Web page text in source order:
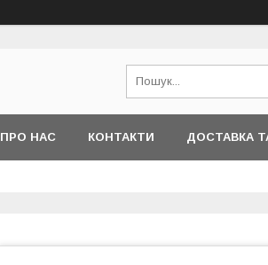
ПРО НАС КОНТАКТИ ДОСТАВКА